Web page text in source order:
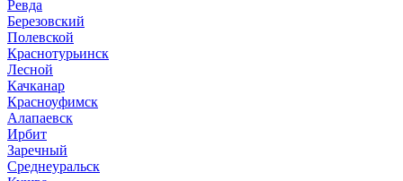
Ревда
Березовский
Полевской
Краснотурьинск
Лесной
Качканар
Красноуфимск
Алапаевск
Ирбит
Заречный
Среднеуральск